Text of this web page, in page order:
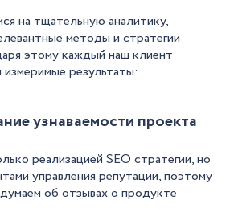
на тщательную аналитику,
методы и стратегии
этому каждый наш клиент
результаты:
узнаваемости проекта
реализацией SEO стратегии, но
управления репутации, поэтому
об отзывах о продукте